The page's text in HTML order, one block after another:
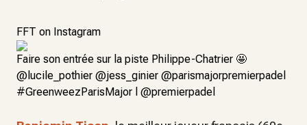
FFT on Instagram
Faire son entrée sur la piste Philippe-Chatrier 🤩
@lucile_pothier @jess_ginier @parismajorpremierpadel
#GreenweezParisMajor l @premierpadel